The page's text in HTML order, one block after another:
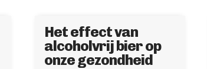
Het effect van
alcoholvrij bier op
onze gezondheid